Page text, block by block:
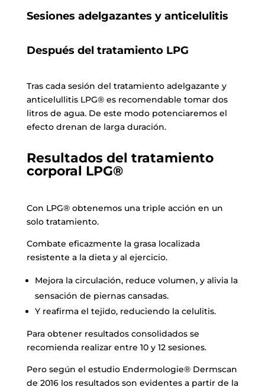
Sesiones adelgazantes y anticelulitis
Después del tratamiento LPG
Tras cada sesión del tratamiento adelgazante y
anticelullitis LPG® es recomendable tomar dos
litros de agua. De este modo potenciaremos el
efecto drenan de larga duración.
Resultados del tratamiento
corporal LPG®
Con LPG® obtenemos una triple acción en un
solo tratamiento.
Combate eficazmente la grasa localizada
resistente a la dieta y al ejercicio.
Mejora la circulación, reduce volumen, y alivia la
sensación de piernas cansadas.
Y reafirma el tejido, reduciendo la celulitis.
Para obtener resultados consolidados se
recomienda realizar entre 10 y 12 sesiones.
Pero según el estudio Endermologie® Dermscan
de 2016 los resultados son evidentes a partir de la